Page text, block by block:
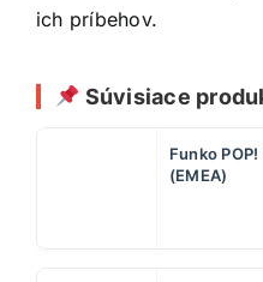
ich príbehov.
Súvisiace
Funko
(EMEA)